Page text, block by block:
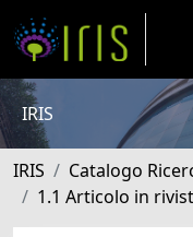
IRIS
IRIS Catalogo
1.1 Articolo in